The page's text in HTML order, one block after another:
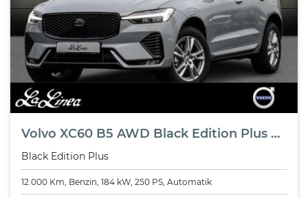
Volvo XC60 B5 AWD Black Edition Plus NP:63.920,-/RESKIN/LICHT-&WINTER-PAK
Black Edition Plus
12.000 Km, Benzin, 184 kW, 250 PS, Automatik